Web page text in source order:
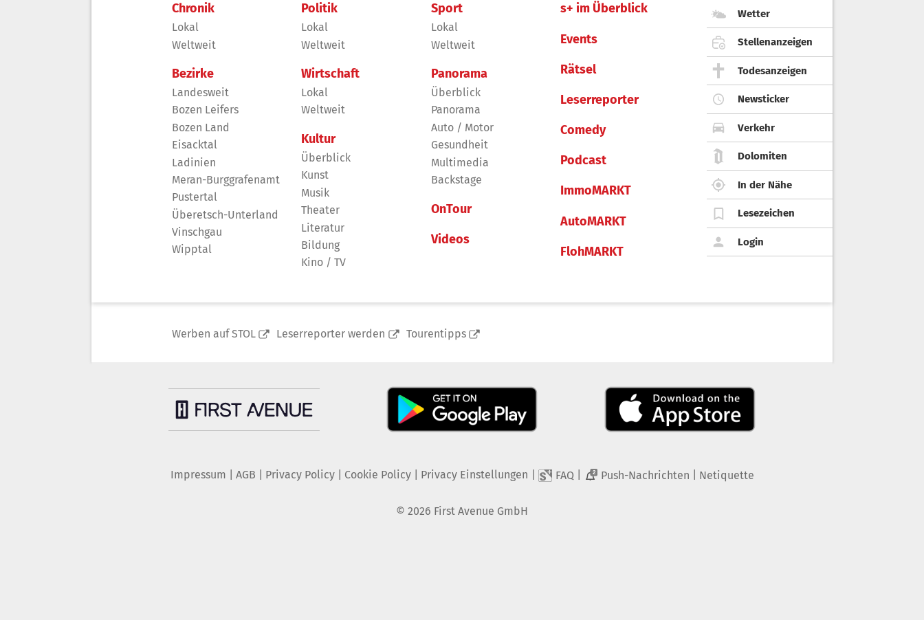
Chronik
Lokal
Weltweit
Bezirke
Landesweit
Bozen Leifers
Bozen Land
Eisacktal
Ladinien
Meran-Burggrafenamt
Pustertal
Überetsch-Unterland
Vinschgau
Wipptal
Politik
Lokal
Weltweit
Wirtschaft
Lokal
Weltweit
Kultur
Überblick
Kunst
Musik
Theater
Literatur
Bildung
Kino / TV
Sport
Lokal
Weltweit
Panorama
Überblick
Panorama
Auto / Motor
Gesundheit
Multimedia
Backstage
OnTour
Videos
s+ im Überblick
Events
Rätsel
Leserreporter
Comedy
Podcast
ImmoMARKT
AutoMARKT
FlohMARKT
Wetter
Stellenanzeigen
Todesanzeigen
Newsticker
Verkehr
Dolomiten
In der Nähe
Lesezeichen
Login
Werben auf STOL Leserreporter werden Tourentipps
Impressum AGB Privacy Policy| Cookie Policy| Privacy Einstellungen FAQ 2 Push-Nachrichten Netiquette
© 2026 First Avenue GmbH